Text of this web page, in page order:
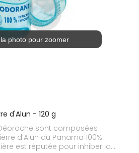
photo pour zoomer
d'Alun - 120 g
sont composées
d’Alun du Panama 100%
est réputée pour inhiber la